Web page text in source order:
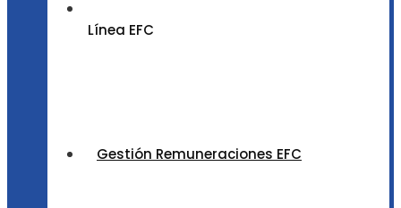
Línea EFC
Gestión Remuneraciones EFC